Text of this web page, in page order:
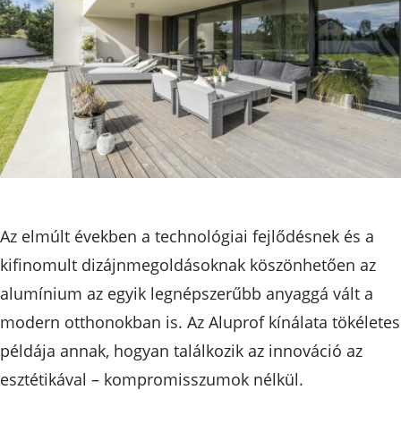
Az elmúlt években a technológiai fejlődésnek és a
kifinomult dizájnmegoldásoknak köszönhetően az
alumínium az egyik legnépszerűbb anyaggá vált a
modern otthonokban is. Az Aluprof kínálata tökéletes
példája annak, hogyan találkozik az innováció az
esztétikával – kompromisszumok nélkül.